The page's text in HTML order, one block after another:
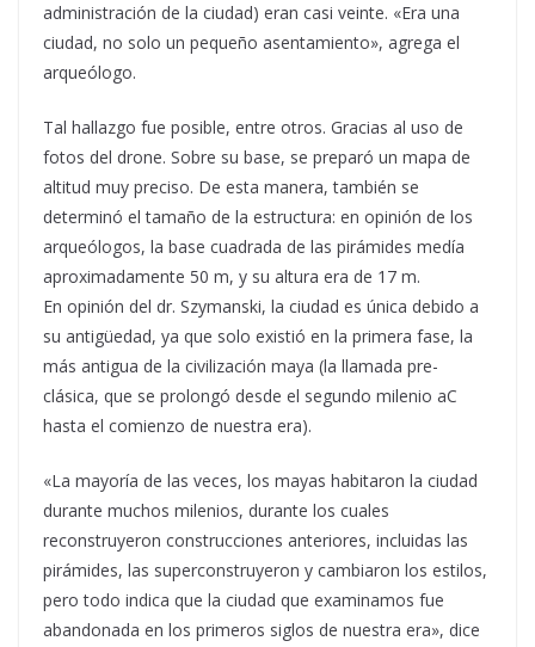
administración de la ciudad) eran casi veinte. «Era una
ciudad, no solo un pequeño asentamiento», agrega el
arqueólogo.
Tal hallazgo fue posible, entre otros. Gracias al uso de
fotos del drone. Sobre su base, se preparó un mapa de
altitud muy preciso. De esta manera, también se
determinó el tamaño de la estructura: en opinión de los
arqueólogos, la base cuadrada de las pirámides medía
aproximadamente 50 m, y su altura era de 17 m.
En opinión del dr. Szymanski, la ciudad es única debido a
su antigüedad, ya que solo existió en la primera fase, la
más antigua de la civilización maya (la llamada pre-
clásica, que se prolongó desde el segundo milenio aC
hasta el comienzo de nuestra era).
«La mayoría de las veces, los mayas habitaron la ciudad
durante muchos milenios, durante los cuales
reconstruyeron construcciones anteriores, incluidas las
pirámides, las superconstruyeron y cambiaron los estilos,
pero todo indica que la ciudad que examinamos fue
abandonada en los primeros siglos de nuestra era», dice